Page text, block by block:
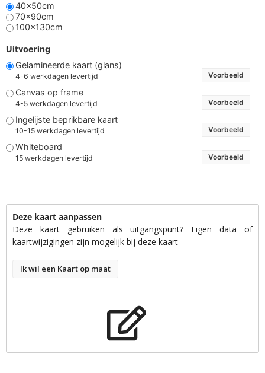
40x50cm
70x90cm
100x130cm
Uitvoering
Gelamineerde kaart (glans)
4-6 werkdagen levertijd Voorbeeld
Canvas op frame
4-5 werkdagen levertijd Voorbeeld
Ingelijste beprikbare kaart
10-15 werkdagen levertijd Voorbeeld
Whiteboard
15 werkdagen levertijd Voorbeeld
Deze kaart aanpassen
Deze kaart gebruiken als uitgangspunt? Eigen data of
kaartwijzigingen zijn mogelijk bij deze kaart
Ik wil een Kaart op maat